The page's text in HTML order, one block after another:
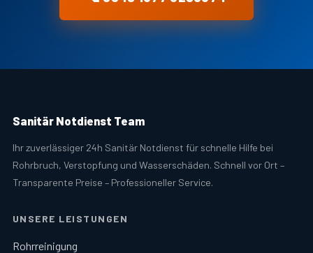
Sanitär Notdienst Team
Ihr zuverlässiger 24h Sanitär Notdienst für schnelle Hilfe bei
Rohrbruch, Verstopfung und Wasserschäden. Schnell vor Ort –
Transparente Preise – Professioneller Service.
UNSERE LEISTUNGEN
Rohrreinigung